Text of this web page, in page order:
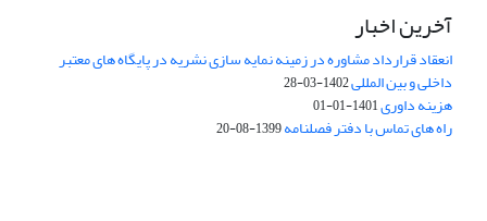
آخرین اخبار
انعقاد قرارداد مشاوره در زمینه نمایه سازی نشریه در پایگاه های معتبر
داخلی و بین المللی1402-03-28
هزینه داوری1401-01-01
راه های تماس با دفتر فصلنامه1399-08-20